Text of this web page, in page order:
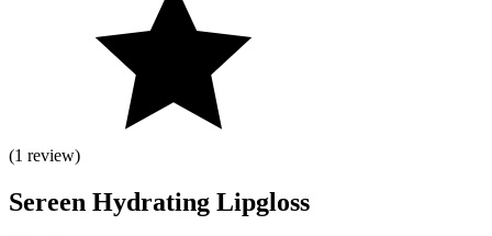
(1 review)
Sereen Hydrating Lipgloss